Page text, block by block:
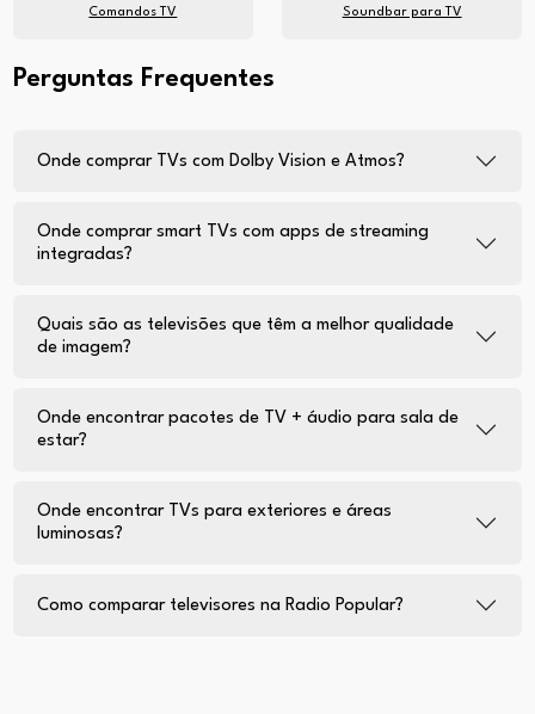
Comandos TV Soundbar para TV
Perguntas Frequentes
Onde comprar TVs com Dolby Vision e Atmos?
Onde comprar smart TVs com apps de streaming
integradas?
Quais são as televisões que têm a melhor qualidade
de imagem?
Onde encontrar pacotes de TV + áudio para sala de
estar?
Onde encontrar TVs para exteriores e áreas
luminosas?
Como comparar televisores na Radio Popular?